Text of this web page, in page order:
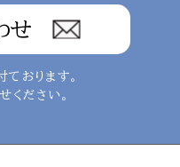
せ
おります。
ください。